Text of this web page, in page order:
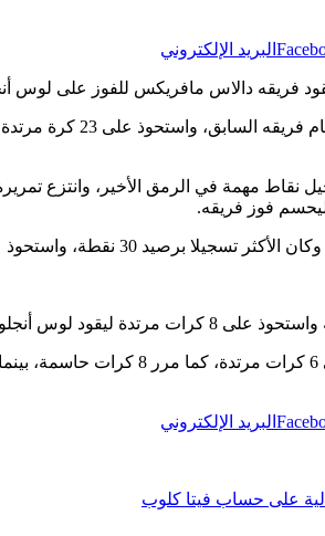
البريد الإلكتروني
للفوز على لوس أنجلوس كليبرز بنتيجة 114-110 في دوري
و قد دياندري
فوز فريقه.
جيه باريا 24 نقطة ومرر 4 كرات حاسمة واستحوذ على 5 كرات مرتدة.
البريد الإلكتروني
على حساب فيتا كلوب